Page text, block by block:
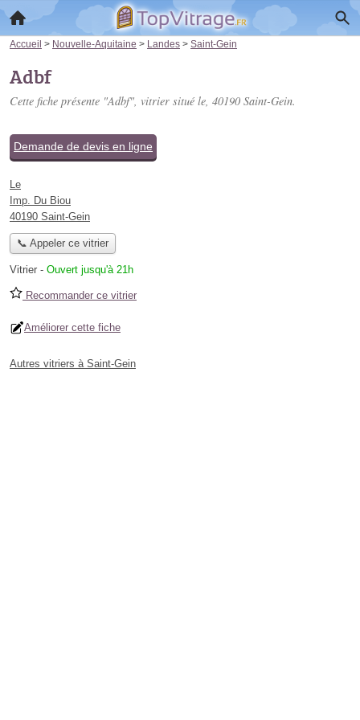
Accueil > Nouvelle-Aquitaine > Landes > Saint-Gein
Adbf
Cette fiche présente "Adbf", vitrier situé le, 40190 Saint-Gein.
Demande de devis en ligne
Le
Imp. Du Biou
40190 Saint-Gein
📞 Appeler ce vitrier
Vitrier - Ouvert jusqu'à 21h
Recommander ce vitrier
Améliorer cette fiche
Autres vitriers à Saint-Gein